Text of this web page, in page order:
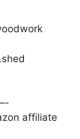
affiliate